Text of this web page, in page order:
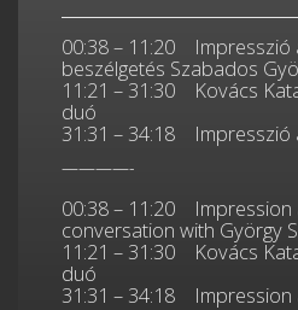
00:38 – 11:20 Impresszió
beszélgetés Szabados
11:21 – 31:30 Kovács
duó
31:31 – 34:18 Impresszió
————-
00:38 – 11:20 Impression
conversation with György
11:21 – 31:30 Kovács
duó
31:31 – 34:18 Impression